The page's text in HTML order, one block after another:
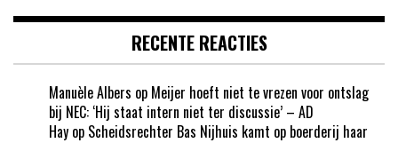
RECENTE REACTIES
Manuèle Albers op Meijer hoeft niet te vrezen voor ontslag
bij NEC: ‘Hij staat intern niet ter discussie’ – AD
Hay op Scheidsrechter Bas Nijhuis kamt op boerderij haar